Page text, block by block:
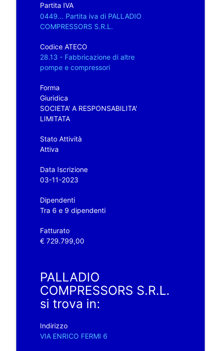
Partita IVA
0449... Partita iva di PALLADIO
COMPRESSORS S.R.L.
Codice ATECO
28.13 - Fabbricazione di altre
pompe e compressori
Forma
Giuridica
SOCIETA' A RESPONSABILITA'
LIMITATA
Stato Attività
Attiva
Data Iscrizione
03-11-2023
Dipendenti
Tra 6 e 9 dipendenti
Fatturato
€ 729.799,00
PALLADIO
COMPRESSORS S.R.L.
si trova in:
Indirizzo
VIA ENRICO FERMI 6